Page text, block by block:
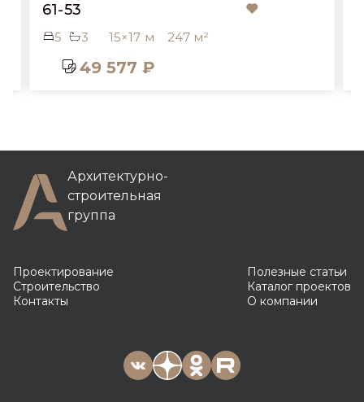
61-53
5 3 15×17 м 247 м²
49 577 ₽
Архитектурно-
строительная
группа
Проектирование
Строительство
Контакты
Полезные статьи
Каталог проектов
О компании